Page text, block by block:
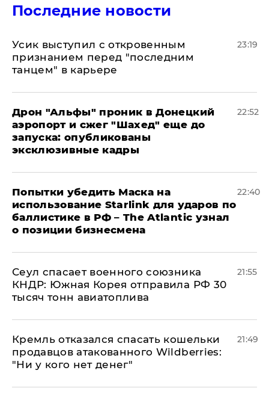
Последние новости
Усик выступил с откровенным
признанием перед "последним
танцем" в карьере
23:19
Дрон "Альфы" проник в Донецкий
аэропорт и сжег "Шахед" еще до
запуска: опубликованы
эксклюзивные кадры
22:52
Попытки убедить Маска на
использование Starlink для ударов по
баллистике в РФ – The Atlantic узнал
о позиции бизнесмена
22:40
​Сеул спасает военного союзника
КНДР: Южная Корея отправила РФ 30
тысяч тонн авиатоплива
21:55
Кремль отказался спасать кошельки
продавцов атакованного Wildberries:
"Ни у кого нет денег"
21:49